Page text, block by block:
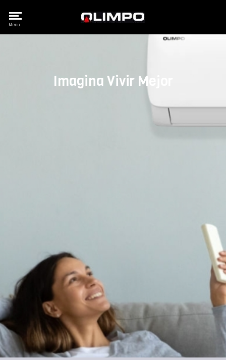
Olimpo
Menu
Imagina Vivir Mejor